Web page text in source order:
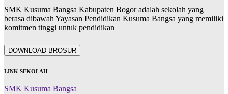
SMK Kusuma Bangsa Kabupaten Bogor adalah sekolah yang
berasa dibawah Yayasan Pendidikan Kusuma Bangsa yang memiliki
komitmen tinggi untuk pendidikan
DOWNLOAD BROSUR
LINK SEKOLAH
SMK Kusuma Bangsa